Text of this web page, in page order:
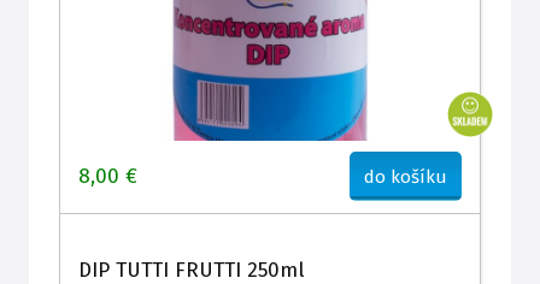
8,00 € do košíku
DIP TUTTI FRUTTI 250ml